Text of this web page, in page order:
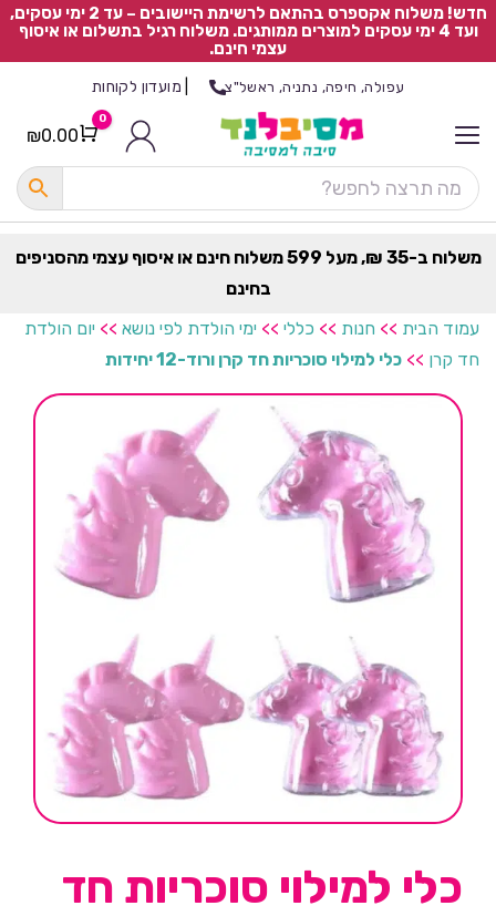
חדש! משלוח אקספרס בהתאם לרשימת היישובים – עד 2 ימי עסקים,
ועד 4 ימי עסקים למוצרים ממותגים. משלוח רגיל בתשלום או איסוף
עצמי חינם.
עפולה, חיפה, נתניה, ראשל"צ מועדון לקוחות
Cart
0
₪0.00
משלוח ב-35 ₪, מעל 599 משלוח חינם או איסוף עצמי מהסניפים
בחינם
עמוד הבית >> חנות >> כללי >> ימי הולדת לפי נושא >> יום הולדת
חד קרן >> כלי למילוי סוכריות חד קרן ורוד-12 יחידות
כלי למילוי סוכריות חד